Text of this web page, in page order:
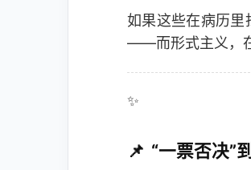
如果这些在病历里
——而形式主义，
✨
“一票否决”